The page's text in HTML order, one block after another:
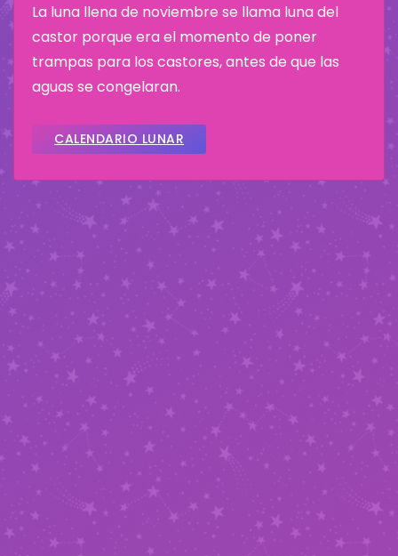
La luna llena de noviembre se llama luna del
castor porque era el momento de poner
trampas para los castores, antes de que las
aguas se congelaran.
CALENDARIO LUNAR